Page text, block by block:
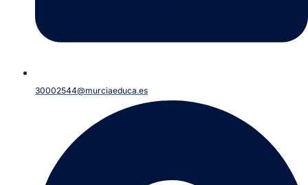
30002544@murciaeduca.es